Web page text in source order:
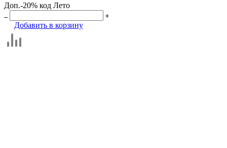
Доп.-20% код Лето
Добавить в корзину